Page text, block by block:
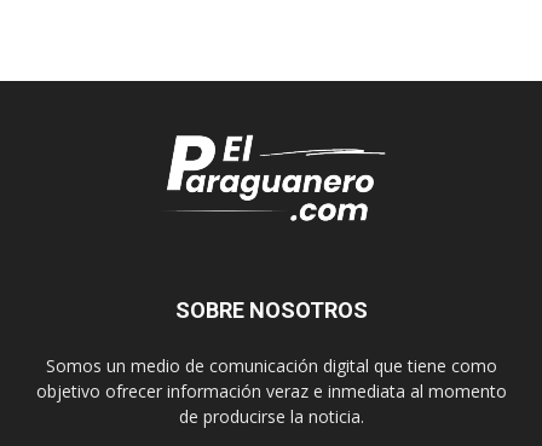
SOBRE NOSOTROS
Somos un medio de comunicación digital que tiene como
objetivo ofrecer información veraz e inmediata al momento
de producirse la noticia.